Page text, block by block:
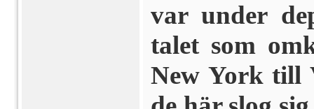
var under
talet som
New York till